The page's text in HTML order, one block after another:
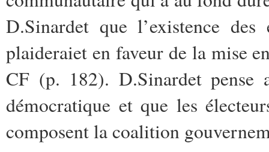
D.Sinardet que l’existence
plaideraiet en faveur de la mise
CF (p. 182). D.Sinardet pense
démocratique et que les
composent la coalition